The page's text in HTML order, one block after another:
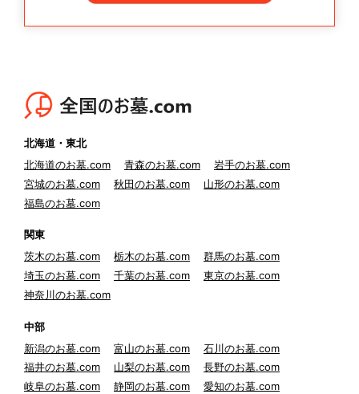
北海道・東北
北海道のお墓.com
青森のお墓.com
岩手のお墓.com
宮城のお墓.com
秋田のお墓.com
山形のお墓.com
福島のお墓.com
関東
茨木のお墓.com
栃木のお墓.com
群馬のお墓.com
埼玉のお墓.com
千葉のお墓.com
東京のお墓.com
神奈川のお墓.com
中部
新潟のお墓.com
富山のお墓.com
石川のお墓.com
福井のお墓.com
山梨のお墓.com
長野のお墓.com
岐阜のお墓.com
静岡のお墓.com
愛知のお墓.com